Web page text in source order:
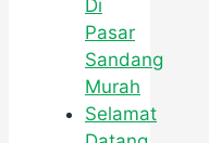
Di
Pasar
Sandang
Murah
Selamat